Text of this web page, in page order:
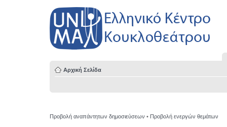
Αρχική Σελίδα
Προβολή αναπάντητων δημοσιεύσεων • Προβολή ενεργών θεμάτων